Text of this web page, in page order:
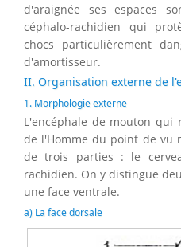
d'araignée ses espaces
céphalo-rachidien qui
chocs particulièrement
d'amortisseur.
II. Organisation externe de
1. Morphologie externe
L'encéphale de mouton qui
de l'Homme du point de vu
de trois parties : le
rachidien. On y distingue
une face ventrale.
a) La face dorsale